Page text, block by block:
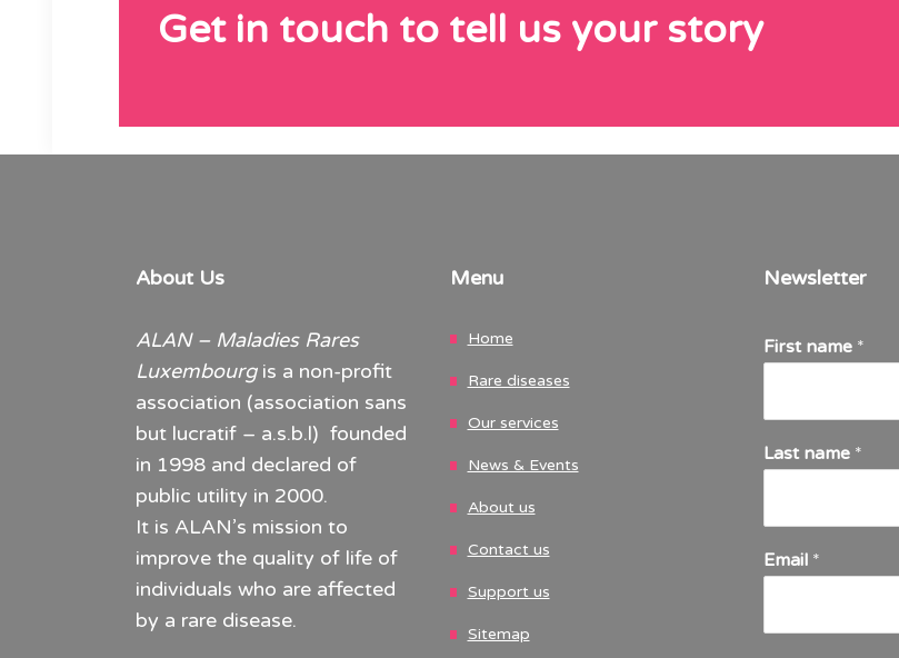
Get in touch to tell us your story
About Us
ALAN – Maladies Rares
Luxembourgis a non-profit
association (association sans
but lucratif – a.s.b.l) founded
in 1998 and declared of
public utility in 2000.
It is ALAN’s mission to
improve the quality of life of
individuals who are affected
by a rare disease.
Menu
Home
Rare diseases
Our services
News & Events
About us
Contact us
Support us
Sitemap
Newsletter
First name *
Last name *
Email *